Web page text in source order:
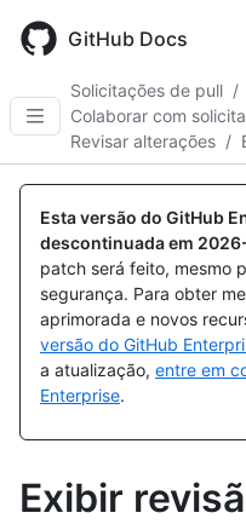
main
GitHub Docs
Solicitações de pull /
Colaborar com
Revisar alterações /
Esta versão do GitHub
descontinuada em
patch será feito, mesmo
segurança. Para obter
aprimorada e novos
versão do GitHub
a atualização, entre em
Enterprise.
Exibir